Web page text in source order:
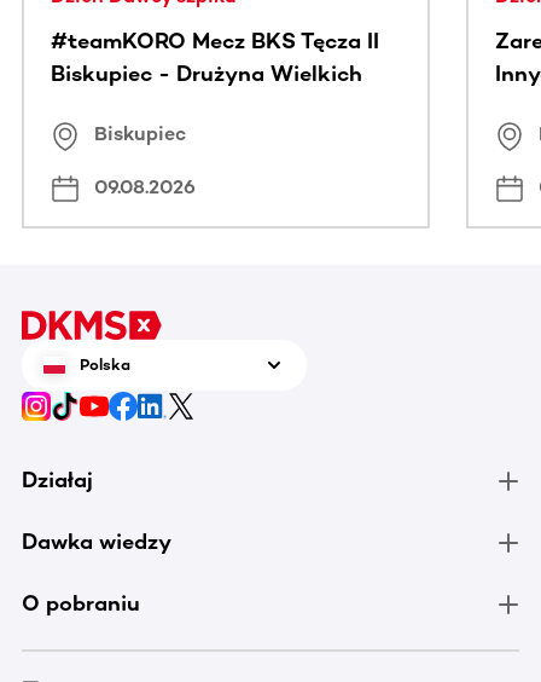
#teamKORO Mecz BKS Tęcza II
Biskupiec - Drużyna Wielkich
Biskupiec
09.08.2026
Polska
Działaj
Dawka wiedzy
O pobraniu